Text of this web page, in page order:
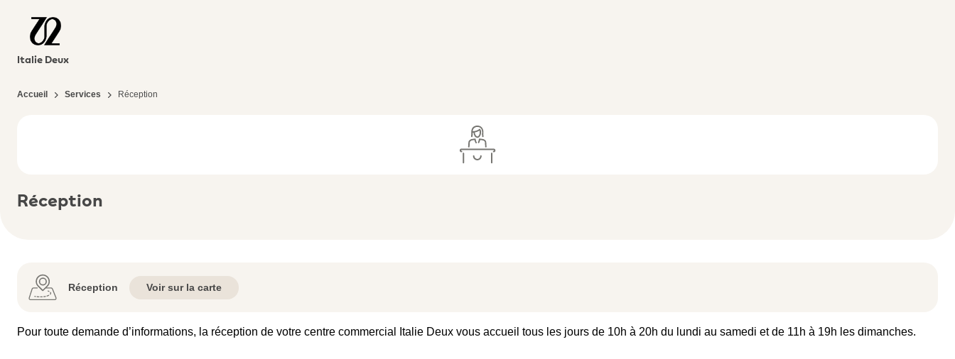
Italie Deux
Accueil Services Réception
Réception
Réception Voir sur la carte
Pour toute demande d’informations, la réception de votre centre commercial Italie Deux vous accueil tous les jours de 10h à 20h du lundi au samedi et de 11h à 19h les dimanches.